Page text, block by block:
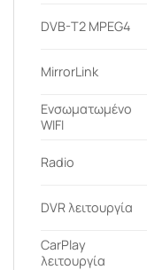
DVB-T2 MPEG4
MirrorLink
Ενσωματωμένο
WIFI
Radio
DVR λειτουργία
CarPlay
λειτουργία